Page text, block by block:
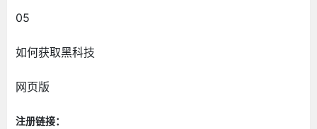
05
如何获取黑科技
网页版
注册链接：